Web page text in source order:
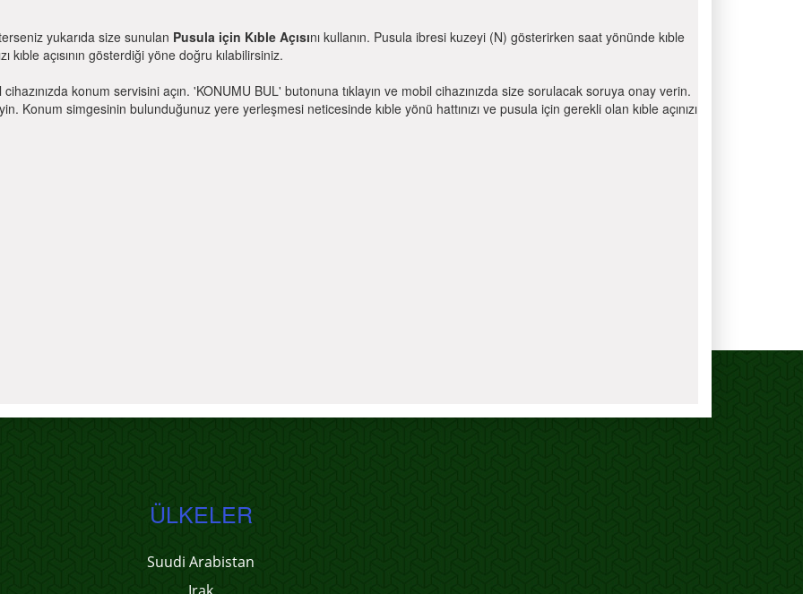
yukarıda size sunulan Pusula için Kıble Açısını kullanın. Pusula ibresi kuzeyi (N) gösterirken saat yönünde kıble
kıble açısının gösterdiği yöne doğru kılabilirsiniz.
konum servisini açın. 'KONUMU BUL' butonuna tıklayın ve mobil cihazınızda size sorulacak soruya onay verin.
Konum simgesinin bulunduğunuz yere yerleşmesi neticesinde kıble yönü hattınızı ve pusula için gerekli olan kıble açınızı
ÜLKELER
Suudi Arabistan